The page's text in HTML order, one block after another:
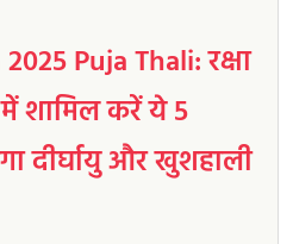
Puja Thali: रक्षा
शामिल करें ये 5
दीर्घायु और खुशहाली